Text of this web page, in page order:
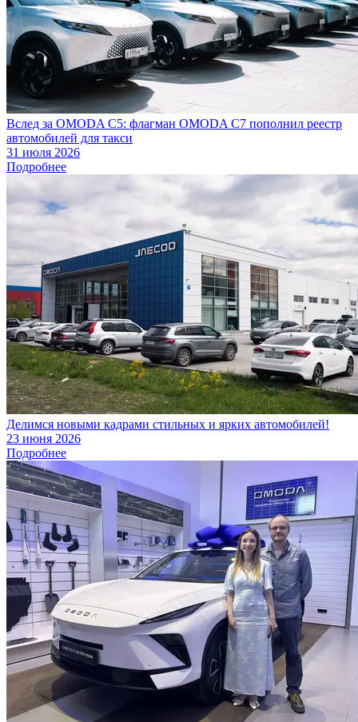
Вслед за OMODA C5: флагман OMODA C7 пополнил реестр
автомобилей для такси
31 июля 2026
Подробнее
Делимся новыми кадрами стильных и ярких автомобилей!
23 июня 2026
Подробнее